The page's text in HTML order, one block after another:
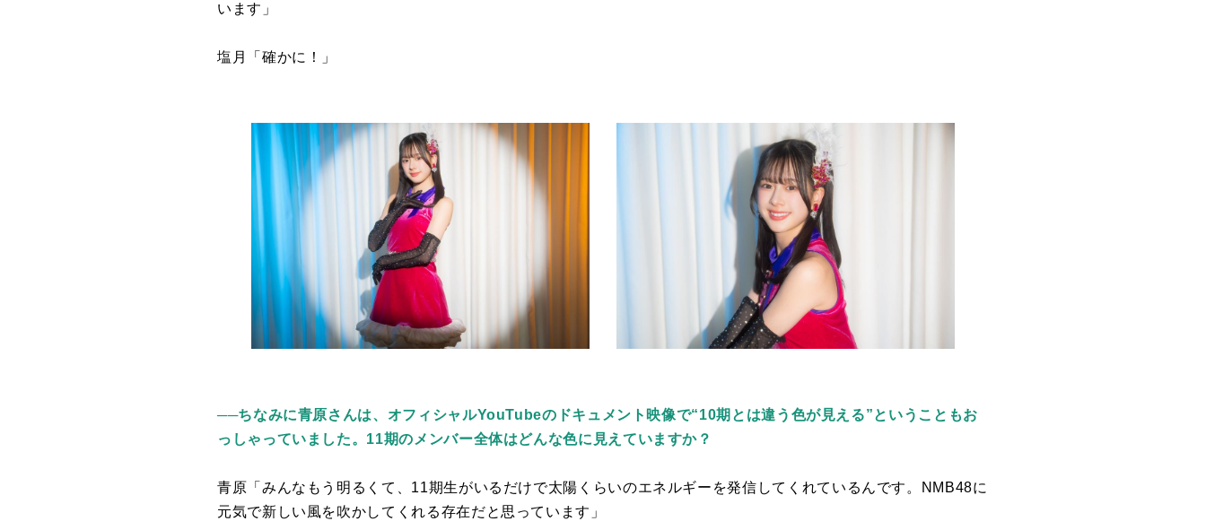
います」
塩月「確かに！」
──ちなみに青原さんは、オフィシャルYouTubeのドキュメント映像で“10期とは違う色が見える”ということもお
っしゃっていました。11期のメンバー全体はどんな色に見えていますか？
青原「みんなもう明るくて、 11期生がいるだけで太陽くらいのエネルギーを発信してくれているんです。 NMB48に
元気で新しい風を吹かしてくれる存在だと思っています」